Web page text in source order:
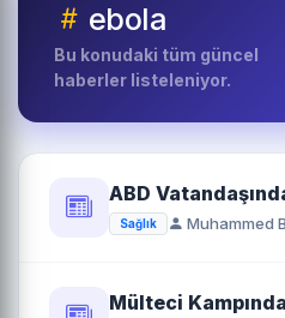
ebola
Bu konudaki tüm güncel
haberler listeleniyor.
ABD
Sağlık Muhammed
Mülteci